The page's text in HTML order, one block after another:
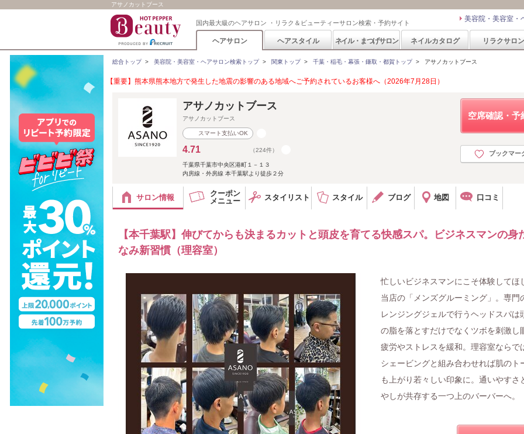
アサノカットブース
国内最大級のヘアサロン ・リラク＆ビューティーサロン検索・予約サイト 美容院・美容室・
ヘアサロン ヘアスタイル ネイル・まつげサロン ネイルカタログ リラクサロン
総合トップ> 美容院・美容室・ヘアサロン検索トップ> 関東トップ> 千葉・稲毛・幕張・鎌取・都賀トップ> アサノカットブース
【重要】熊本県熊本地方で発生した地震の影響のある地域へご予約されているお客様へ（2026年7月28日）
空席確認・予
ブックマー
アサノカットブース
アサノカットブース
スマート支払いOK
4.71 （224件）
千葉県千葉市中央区港町１－１３
内房線・外房線 本千葉駅より徒歩２分
サロン情報
クーポン
メニュー
スタイリスト スタイル ブログ 地図 口コミ
【本千葉駅】伸びてからも決まるカットと頭皮を育てる快感スパ。ビジネスマンの身
なみ新習慣（理容室）
忙しいビジネスマンにこそ体験してほ
当店の「メンズグルーミング」。専門
レンジングジェルで行うヘッドスパは
の脂を落とすだけでなくツボを刺激し
疲労やストレスを緩和。理容室ならで
シェービングと組み合わせれば肌のト
も上がり若々しい印象に。通いやすさ
やしが共存する一つ上のバーバーへ。